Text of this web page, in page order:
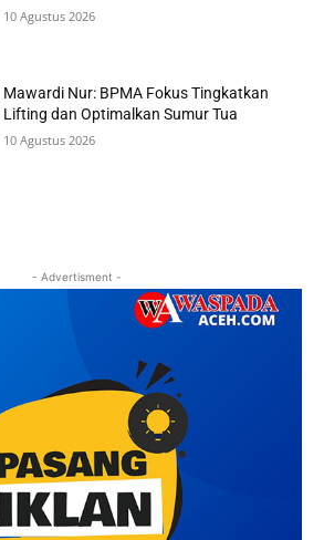
10 Agustus 2026
Mawardi Nur: BPMA Fokus Tingkatkan
Lifting dan Optimalkan Sumur Tua
10 Agustus 2026
- Advertisment -